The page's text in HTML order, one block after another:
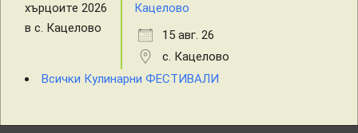
Кацелово
15 авг. 26
с. Кацелово
Всички Кулинарни ФЕСТИВАЛИ